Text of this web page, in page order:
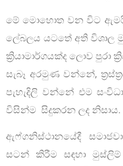
මේ මොහොත වන විට
ලේබලය යටතේ අති විශාල
ක්‍රියාමාර්ගයක්ද ලොව පුරා
සැබෑ අරමුණ වන්නේ,
පැහැදිලි වන්නේ එම
විසින්ම සිදුකරන ලද නිසාය.
ඇෆ්ගනිස්ථානයේදී
සටන් කිරීම සඳහා මුස්ලිම්